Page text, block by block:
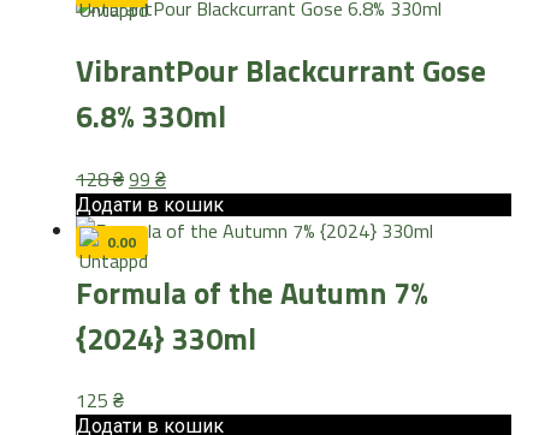
VibrantPour Blackcurrant Gose
6.8% 330ml
128₴Оригінальна
ціна:
128 ₴.
99 ₴Поточна
ціна:
99 ₴.
Додати в кошик
0.00
Formula of the Autumn 7%
{2024} 330ml
125 ₴
Додати в кошик